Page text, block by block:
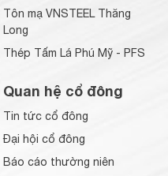
Tôn mạ VNSTEEL Thăng
Long
Thép Tấm Lá Phú Mỹ - PFS
Quan hệ cổ đông
Tin tức cổ đông
Đại hội cổ đông
Báo cáo thường niên